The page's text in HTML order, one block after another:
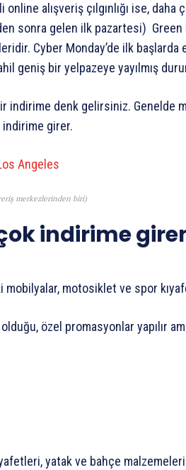
alışveriş çılgınlığı ise, daha
sonra gelen ilk pazartesi) Green
Cyber Monday’de ilk başlarda
geniş bir yelpazeye yayılmış
indirime denk gelirsiniz. Genelde
indirime girer.
merkezlerinden biri)
indirime
mobilyalar, motosiklet ve spor
özel promasyonlar yapılır
yatak ve bahçe malzemeleri